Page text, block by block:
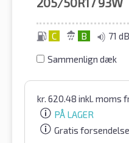
C B 71 dB
Sammenlign dæk
kr. 620.48 inkl. moms
PÅ LAGER
Gratis forsendelse